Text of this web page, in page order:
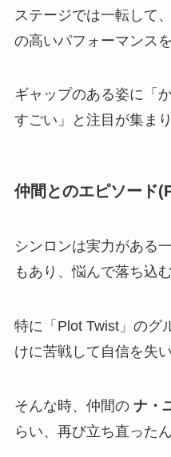
ステージでは一転して
の高いパフォーマンスを
ギャップのある姿に「
すごい」と注目が集まり
仲間とのエピソード
シンロンは実力がある
もあり、悩んで落ち込
特に「Plot Twist」のグ
けに苦戦して自信を失
そんな時、仲間の ナ・
らい、再び立ち直ったん